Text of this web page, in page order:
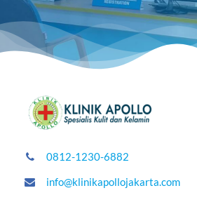
0812-1230-6882
info@klinikapollojakarta.com